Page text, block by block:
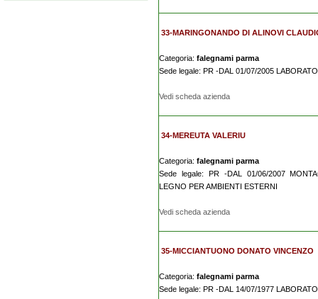
33-MARINGONANDO DI ALINOVI
Categoria: falegnami parma
Sede legale: PR -DAL 01/07/2005
Vedi scheda azienda
34-MEREUTA VALERIU
Categoria: falegnami parma
Sede legale: PR -DAL 01/06/2007
LEGNO PER AMBIENTI ESTERNI
Vedi scheda azienda
35-MICCIANTUONO DONATO VINCENZO
Categoria: falegnami parma
Sede legale: PR -DAL 14/07/1977